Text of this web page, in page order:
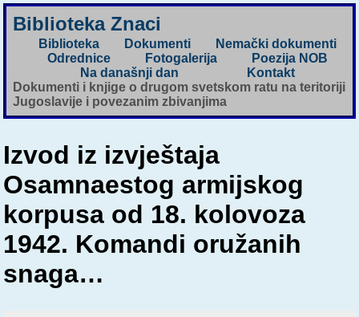
Biblioteka Znaci
Biblioteka Dokumenti
Nemački dokumenti
Odrednice
Fotogalerija
Poezija NOB
Na današnji dan
Kontakt
Dokumenti i knjige o drugom svetskom ratu na teritoriji
Jugoslavije i povezanim zbivanjima
Izvod iz izvještaja
Osamnaestog armijskog
korpusa od 18. kolovoza
1942. Komandi oružanih
snaga…